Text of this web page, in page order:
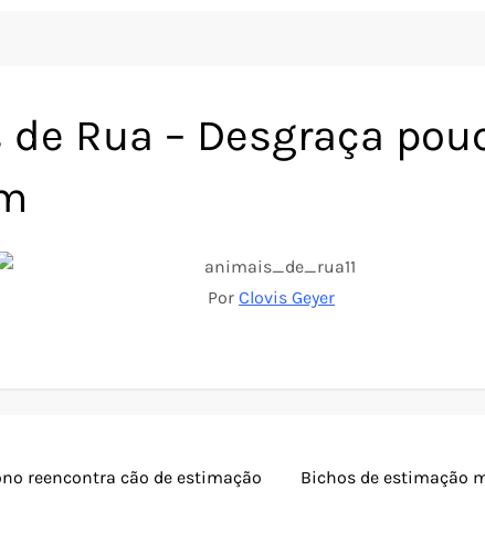
Rua – Desgraça
PorClovis Geyer
reencontra cão de estimação
Bichos de estimação